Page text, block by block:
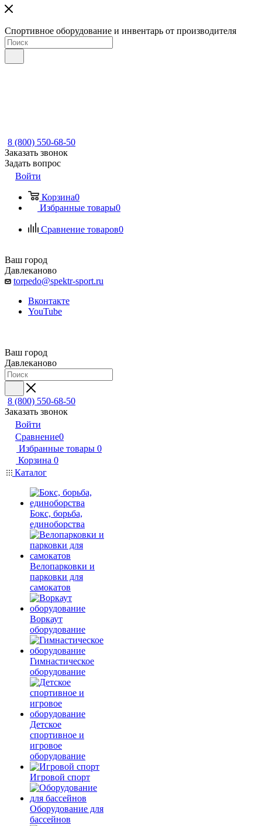
Спортивное оборудование и инвентарь от производителя
8 (800) 550-68-50
Заказать звонок
Задать вопрос
Войти
Корзина0
Избранные товары0
Сравнение товаров0
Ваш город
Давлеканово
torpedo@spektr-sport.ru
Вконтакте
YouTube
Ваш город
Давлеканово
8 (800) 550-68-50
Заказать звонок
Войти
Сравнение0
Избранные товары 0
Корзина 0
Каталог
Бокс, борьба,
единоборства
Велопарковки и
парковки для
самокатов
Воркаут
оборудование
Гимнастическое
оборудование
Детское
спортивное и
игровое
оборудование
Игровой спорт
Оборудование для
бассейнов